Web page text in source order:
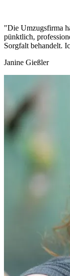
"Die Umzugsfirma
pünktlich,
Sorgfalt behandelt.
Janine Gießler